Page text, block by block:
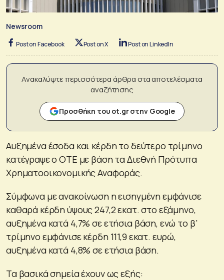
Newsroom
Post on Facebook Post on X Post on LinkedIn
Ανακαλύψτε περισσότερα άρθρα στα αποτελέσματα
αναζήτησης
Προσθήκη του ot.gr στην Google
Αυξημένα έσοδα και κέρδη το δεύτερο τρίμηνο
κατέγραψε ο ΟΤΕ με βάση τα Διεθνή Πρότυπα
Χρηματοοικονομικής Αναφοράς.
Σύμφωνα με ανακοίνωση η εισηγμένη εμφάνισε
καθαρά κέρδη ύψους 247,2 εκατ. στο εξάμηνο,
αυξημένα κατά 4,7% σε ετήσια βάση, ενώ το β’
τρίμηνο εμφάνισε κέρδη 111,9 εκατ. ευρώ,
αυξημένα κατά 4,8% σε ετήσια βάση.
Τα βασικά σημεία έχουν ως εξής: